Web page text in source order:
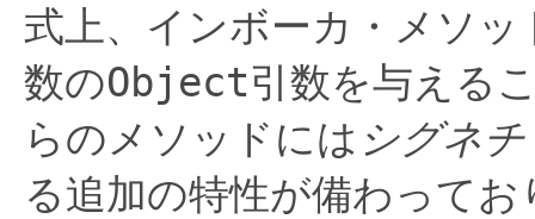
式上、インボーカ・メソ
数のObject引数を与える
らのメソッドには シグネ
る追加の特性が備わって